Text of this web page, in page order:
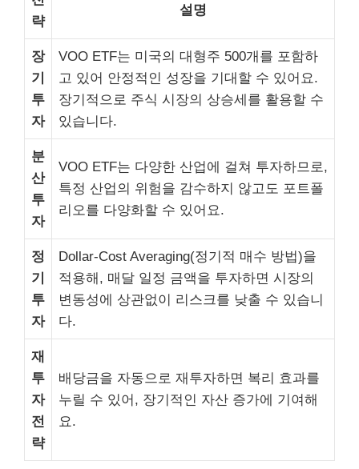
략
설명
장
기
투
자
VOO ETF는 미국의 대형주 500개를 포함하
고 있어 안정적인 성장을 기대할 수 있어요.
장기적으로 주식 시장의 상승세를 활용할 수
있습니다.
분
산
투
자
VOO ETF는 다양한 산업에 걸쳐 투자하므로,
특정 산업의 위험을 감수하지 않고도 포트폴
리오를 다양화할 수 있어요.
정
기
투
자
Dollar-Cost Averaging(정기적 매수 방법)을
적용해, 매달 일정 금액을 투자하면 시장의
변동성에 상관없이 리스크를 낮출 수 있습니
다.
재
투
자
전
략
배당금을 자동으로 재투자하면 복리 효과를
누릴 수 있어, 장기적인 자산 증가에 기여해
요.